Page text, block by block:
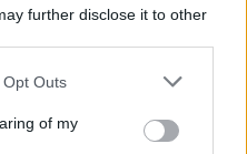
further disclose it to other
Outs
of my